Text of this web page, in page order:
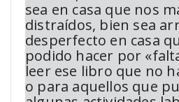
sea en casa que nos
distraídos, bien sea
desperfecto en casa
podido hacer por
leer ese libro que no
o para aquellos que